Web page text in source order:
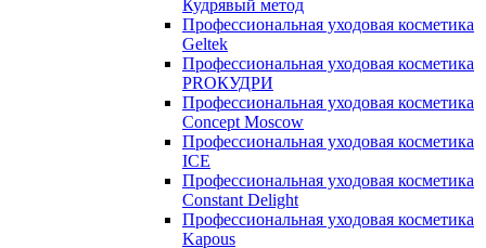
Кудрявый метод
Профессиональная уходовая косметика
Geltek
Профессиональная уходовая косметика
PROКУДРИ
Профессиональная уходовая косметика
Concept Moscow
Профессиональная уходовая косметика
ICE
Профессиональная уходовая косметика
Constant Delight
Профессиональная уходовая косметика
Kapous